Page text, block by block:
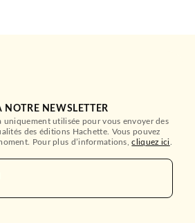
NOTRE NEWSLETTER
uniquement utilisée pour vous envoyer des
des éditions Hachette. Vous pouvez
Pour plus d’informations,cliquez ici